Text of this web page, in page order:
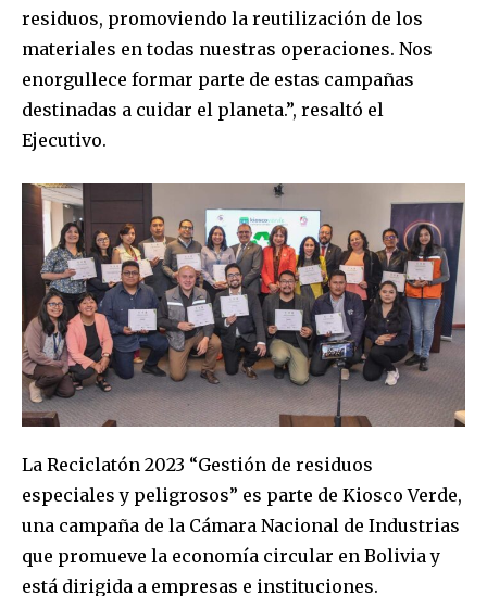
Join our community of
SUBSCRIBERS and be part of the
conversation.
To subscribe, simply enter your email address on our website
or click the subscribe button below. Don't worry, we respect
your privacy and won't spam your inbox. Your information is
safe with us.
SUBSCRIBE
I've read and accept thePrivacy Policy.
residuos, promoviendo la reutilización de los
materiales en todas nuestras operaciones. Nos
enorgullece formar parte de estas campañas
destinadas a cuidar el planeta.”, resaltó el
Ejecutivo.
La Reciclatón 2023 “Gestión de residuos
especiales y peligrosos” es parte de Kiosco Verde,
una campaña de la Cámara Nacional de Industrias
que promueve la economía circular en Bolivia y
está dirigida a empresas e instituciones.